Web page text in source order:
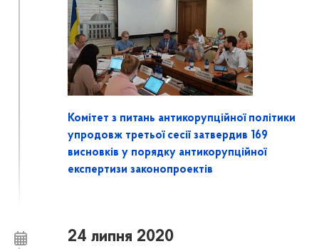
Комітет з питань антикорупційної політики
упродовж третьої сесії затвердив 169
висновків у порядку антикорупційної
експертизи законопроектів
24 липня 2020